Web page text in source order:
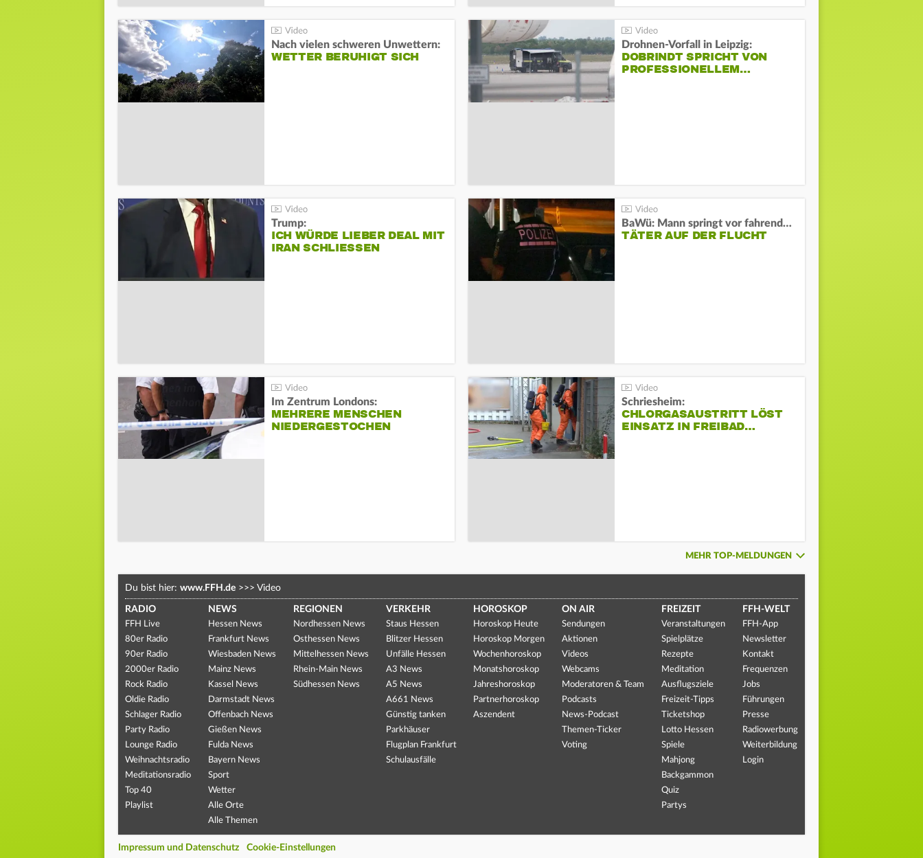
Nach vielen schweren Unwettern:
WETTER BERUHIGT SICH
Drohnen-Vorfall in Leipzig:
DOBRINDT SPRICHT VON
PROFESSIONELLEM…
Trump:
ICH WÜRDE LIEBER DEAL MIT
IRAN SCHLIESSEN
BaWü: Mann springt vor fahrendes Auto und schießt
TÄTER AUF DER FLUCHT
Im Zentrum Londons:
MEHRERE MENSCHEN
NIEDERGESTOCHEN
Schriesheim:
CHLORGASAUSTRITT LÖST
EINSATZ IN FREIBAD…
MEHR TOP-MELDUNGEN
Du bist hier: www.FFH.de >>> Video
RADIO
FFH Live
80er Radio
90er Radio
2000er Radio
Rock Radio
Oldie Radio
Schlager Radio
Party Radio
Lounge Radio
Weihnachtsradio
Meditationsradio
Top 40
Playlist
NEWS
Hessen News
Frankfurt News
Wiesbaden News
Mainz News
Kassel News
Darmstadt News
Offenbach News
Gießen News
Fulda News
Bayern News
Sport
Wetter
Alle Orte
Alle Themen
REGIONEN
Nordhessen News
Osthessen News
Mittelhessen News
Rhein-Main News
Südhessen News
VERKEHR
Staus Hessen
Blitzer Hessen
Unfälle Hessen
A3 News
A5 News
A661 News
Günstig tanken
Parkhäuser
Flugplan Frankfurt
Schulausfälle
HOROSKOP
Horoskop Heute
Horoskop Morgen
Wochenhoroskop
Monatshoroskop
Jahreshoroskop
Partnerhoroskop
Aszendent
ON AIR
Sendungen
Aktionen
Videos
Webcams
Moderatoren & Team
Podcasts
News-Podcast
Themen-Ticker
Voting
FREIZEIT
Veranstaltungen
Spielplätze
Rezepte
Meditation
Ausflugsziele
Freizeit-Tipps
Ticketshop
Lotto Hessen
Spiele
Mahjong
Backgammon
Quiz
Partys
FFH-WELT
FFH-App
Newsletter
Kontakt
Frequenzen
Jobs
Führungen
Presse
Radiowerbung
Weiterbildung
Login
Impressum und Datenschutz Cookie-Einstellungen